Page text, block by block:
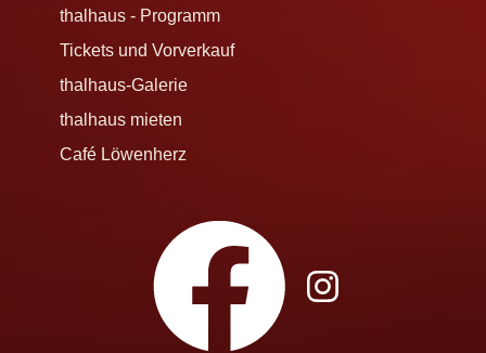
thalhaus - Programm
Tickets und Vorverkauf
thalhaus-Galerie
thalhaus mieten
Café Löwenherz